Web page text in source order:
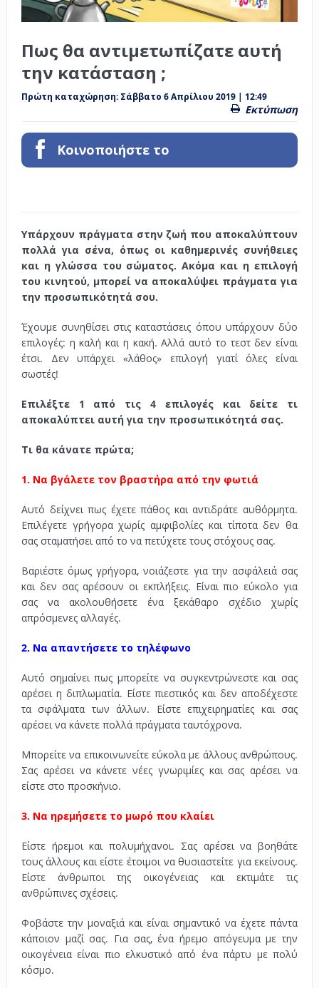
Πως θα αντιμετωπίζατε αυτή
την κατάσταση ;
Πρώτη καταχώρηση: Σάββατο 6 Απρίλιου 2019 | 12:49
Εκτύπωση
Κοινοποιήστε το
Υπάρχουν πράγματα στην ζωή που αποκαλύπτουν
πολλά για σένα, όπως οι καθημερινές συνήθειες
και η γλώσσα του σώματος. Ακόμα και η επιλογή
του κινητού, μπορεί να αποκαλύψει πράγματα για
την προσωπικότητά σου.
Έχουμε συνηθίσει στις καταστάσεις όπου υπάρχουν δύο
επιλογές: η καλή και η κακή. Αλλά αυτό το τεστ δεν είναι
έτσι. Δεν υπάρχει «λάθος» επιλογή γιατί όλες είναι
σωστές!
Επιλέξτε 1 από τις 4 επιλογές και δείτε τι
αποκαλύπτει αυτή για την προσωπικότητά σας.
Τι θα κάνατε πρώτα;
1. Να βγάλετε τον βραστήρα από την φωτιά
Αυτό δείχνει πως έχετε πάθος και αντιδράτε αυθόρμητα.
Επιλέγετε γρήγορα χωρίς αμφιβολίες και τίποτα δεν θα
σας σταματήσει από το να πετύχετε τους στόχους σας.
Βαριέστε όμως γρήγορα, νοιάζεστε για την ασφάλειά σας
και δεν σας αρέσουν οι εκπλήξεις. Είναι πιο εύκολο για
σας να ακολουθήσετε ένα ξεκάθαρο σχέδιο χωρίς
απρόσμενες αλλαγές.
2. Να απαντήσετε το τηλέφωνο
Αυτό σημαίνει πως μπορείτε να συγκεντρώνεστε και σας
αρέσει η διπλωματία. Είστε πιεστικός και δεν αποδέχεστε
τα σφάλματα των άλλων. Είστε επιχειρηματίες και σας
αρέσει να κάνετε πολλά πράγματα ταυτόχρονα.
Μπορείτε να επικοινωνείτε εύκολα με άλλους ανθρώπους.
Σας αρέσει να κάνετε νέες γνωριμίες και σας αρέσει να
είστε στο προσκήνιο.
3. Να ηρεμήσετε το μωρό που κλαίει
Είστε ήρεμοι και πολυμήχανοι. Σας αρέσει να βοηθάτε
τους άλλους και είστε έτοιμοι να θυσιαστείτε για εκείνους.
Είστε άνθρωποι της οικογένειας και εκτιμάτε τις
ανθρώπινες σχέσεις.
Φοβάστε την μοναξιά και είναι σημαντικό να έχετε πάντα
κάποιον μαζί σας. Για σας, ένα ήρεμο απόγευμα με την
οικογένεια είναι πιο ελκυστικό από ένα πάρτυ με πολύ
κόσμο.